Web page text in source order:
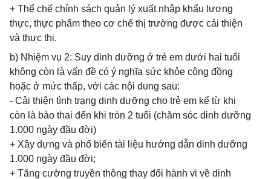
+ Thể chế chính sách quản lý xuất nhập khẩu lương
thực, thực phẩm theo cơ chế thị trường được cải thiện
và thực thi.
b) Nhiệm vụ 2: Suy dinh dưỡng ở trẻ em dưới hai tuổi
không còn là vấn đề có ý nghĩa sức khỏe cộng đồng
hoặc ở mức thấp, với các nội dung sau:
- Cải thiện tình trạng dinh dưỡng cho trẻ em kể từ khi
còn là bào thai đến khi tròn 2 tuổi (chăm sóc dinh dưỡng
1.000 ngày đầu đời)
+ Xây dựng và phổ biến tài liệu hướng dẫn dinh dưỡng
1.000 ngày đầu đời;
+ Tăng cường truyền thông thay đổi hành vi về dinh